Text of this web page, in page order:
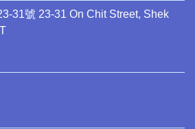
31號 23-31 On Chit Street, Shek